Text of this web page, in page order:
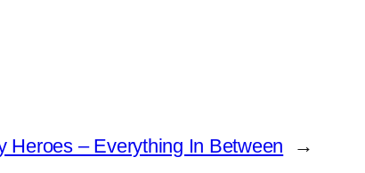
Heroes – Everything In Between →